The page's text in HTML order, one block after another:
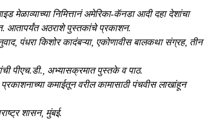
मेळाव्याच्या निमित्तानं अमेरिका-कॅनडा आदी दहा देशांचा
आतापर्यंत अठराशे पुस्तकांचे प्रकाशन.
पंधरा किशोर कादंबऱ्या, एकोणावीस बालकथा संग्रह, तीन
पीएच.डी., अभ्यासक्रमात पुस्तके व पाठ.
कमाईतून वरील कामासाठी पंचवीस लाखांहून
शासन, मुंबई.